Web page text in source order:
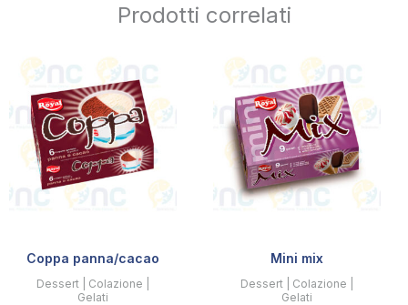
Prodotti correlati
Coppa panna/cacao
Dessert | Colazione |
Gelati
Mini mix
Dessert | Colazione |
Gelati